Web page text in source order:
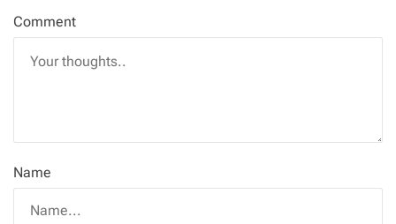
Comment
Name